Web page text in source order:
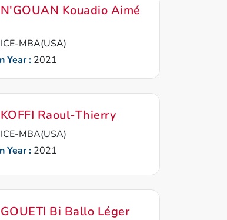
N'GOUAN Kouadio Aimé
ICE-MBA(USA)
Year : 2021
KOFFI Raoul-Thierry
ICE-MBA(USA)
Year : 2021
GOUETI Bi Ballo Léger